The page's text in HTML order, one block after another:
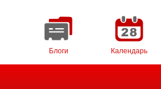
Блоги Календарь